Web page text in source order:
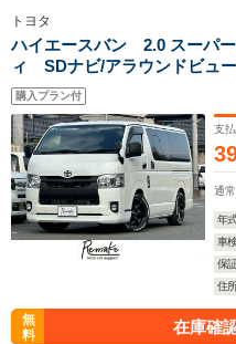
トヨタ
ハイエースバン 2.0 スーパ
ィ SDナビ/アラウンドビュ
ジタルインナーミラー/スケル
エルキャップ/ライムイエロー
購入プラン付
支
通
年
車検
保
住
無
料
在庫確